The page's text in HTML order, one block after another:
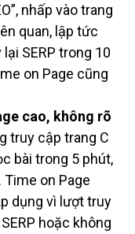
nhấp vào trang
quan, lập tức
SERP trong 10
on Page cũng
cao, không rõ
truy cập trang C
bài trong 5 phút,
on Page
dụng vì lượt truy
hoặc không